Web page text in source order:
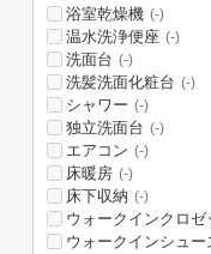
浴室乾燥機 (-)
温水洗浄便座 (-)
洗面台 (-)
洗髪洗面化粧台 (-)
シャワー (-)
独立洗面台 (-)
エアコン (-)
床暖房 (-)
床下収納 (-)
ウォークインクロゼ
ウォークインシュー